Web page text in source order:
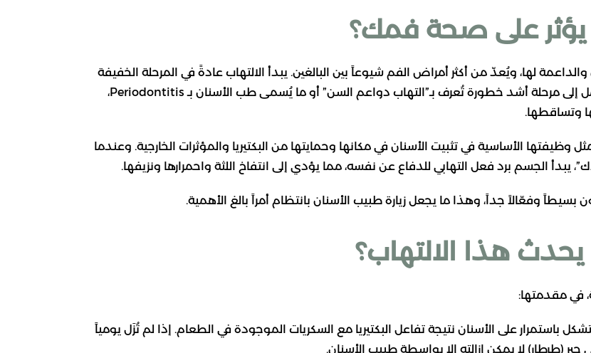
يؤثر على صحة فمك؟
لها، ويُعدّ من أكثر أمراض الفم شيوعاً بين البالغين. يبدأ الالتهاب عادةً في المرحلة الخفيفة
المعروفة بـ”التهاب اللثة السطحي”، ثم قد يتطور إذا أُهمل إلى مرحلة أشد خطورة تُعرف بـ”التهاب دواعم السن” أو ما يُسمى طب الأسنان بـ Periodontitis،
وتساقطها.
وظيفتها الأساسية في تثبيت الأسنان في مكانها وحمايتها من البكتيريا والمؤثرات الخارجية. وعندما
يبدأ الجسم برد فعل التهابي للدفاع عن نفسه، مما يؤدي إلى انتفاخ اللثة واحمرارها ونزيفها.
بسيطاً وفعّالاً جداً، وهذا ما يجعل زيارة طبيب الأسنان بانتظام أمراً بالغ الأهمية.
يحدث هذا الالتهاب؟
في مقدمتها:
باستمرار على الأسنان نتيجة تفاعل البكتيريا مع السكريات الموجودة في الطعام. إذا لم تُزَل يومياً
(طرطار) لا يمكن إزالته إلا بواسطة طبيب الأسنان.